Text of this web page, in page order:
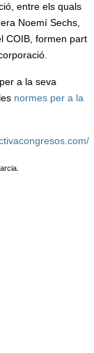
entre els quals
Noemí Sechs,
COIB, formen part
a la seva
normes per a la